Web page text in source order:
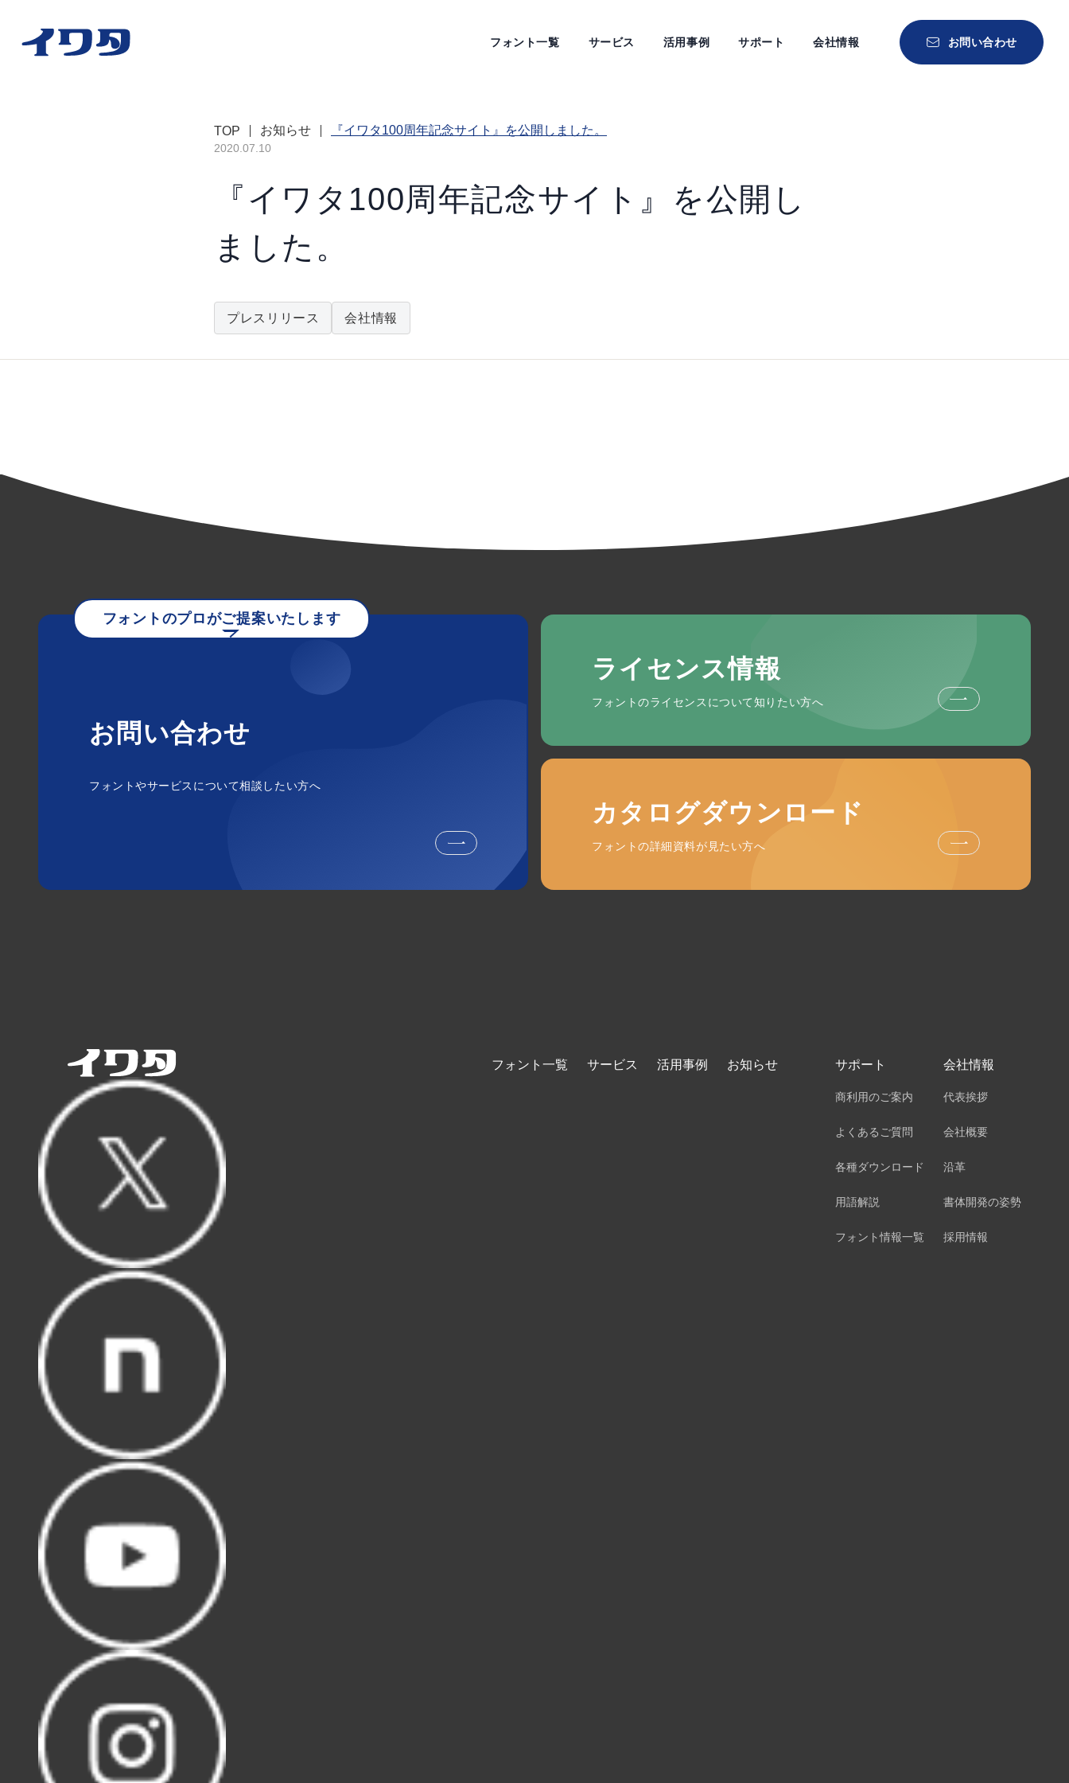
フォント一覧 サービス 活用事例 サポート 会社情報 お問い合わせ
TOP お知らせ 『イワタ100周年記念サイト』を公開しました。
2020.07.10
『イワタ100周年記念サイト』を公開し
ました。
プレスリリース 会社情報
フォントのプロがご提案いたします
お問い合わせ
フォントやサービスについて相談したい方へ
ライセンス情報
フォントのライセンスについて知りたい方へ
カタログダウンロード
フォントの詳細資料が見たい方へ
フォント一覧 サービス 活用事例 お知らせ サポート
商利用のご案内
よくあるご質問
各種ダウンロード
用語解説
フォント情報一覧
会社情報
代表挨拶
会社概要
沿革
書体開発の姿勢
採用情報